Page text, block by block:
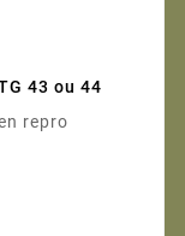
43 ou 44
repro